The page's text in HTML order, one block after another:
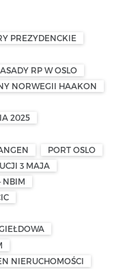
PREZYDENCKIE
RP W OSLO
NORWEGII HAAKON
2025
PORT OSLO
3 MAJA
NBIM
NIERUCHOMOŚCI